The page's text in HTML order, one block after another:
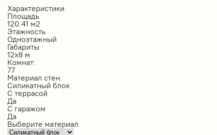
Характеристики
Площадь
120.41 м2
Этажность
Одноэтажный
Габариты
12х8 м
Комнат:
77
Материал стен:
Силикатный блок
С террасой
Да
С гаражом
Да
Выберите материал